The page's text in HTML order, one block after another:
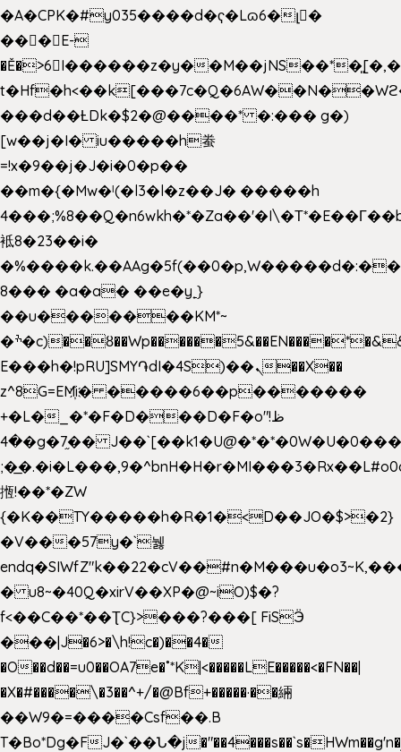
�A�CPK�#y035����d�ҁ�Lɷ6�լ�
���E-
�Ě�>6򁊔I������z�y�
���d��ȽDk�$2�@����* �:��� g�)
[w��j�I� iu�����h䖭
=!x�9��j�J�i�0�p��
��m�{�Mw�ˡ(�l3�l�z��J� �����h
袛8�23��i�
8��� �a�a� ��e�y˿}
��u�������KM*~
�ׯ�c)��ȣ��Wp������5&��EN����*�&&6F��Le��~�P�άv����ui?
E���h�!pRU]SMY֏dI�4S)��ܢ��X��
z^8G=EM҉i� �����6��p�������
+�L�_�*�F�D���D�F�o"ظ!
�4�g�7֦�� J��`[��k1�U@�*�*�0W�U�0����_������äp�)2>�`@n����5DW˃��
揯!��*�ZW
{�K��TY�����h�R�1�<D��JO�$>�2}
�V���57y�`뉋
� u8~�40Q�xirV��XP�@~iO)$�?
f<��C��*��ƮC}>���?���[ FiSӬ
���|J�6>�\h!c�)��4�
�O��d��=u0��OA7e�˚*K|<�����LE�����<�FN��|
�X�#����\�3��^+/�@Bf+�����·��緉
��W9�=����Csf��.B
T�Bo*Dg�FJ�`��Ն�j�"��4���s��`s�HWm��g'n�ږ�Ht�!